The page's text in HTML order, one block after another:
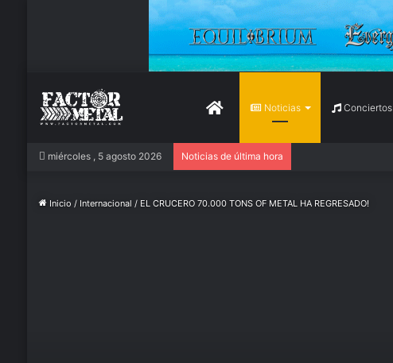
Inicio Noticias Conciertos
miércoles , 5 agosto 2026 Noticias de última hora
Inicio / Internacional / EL CRUCERO 70.000 TONS OF METAL HA REGRESADO!